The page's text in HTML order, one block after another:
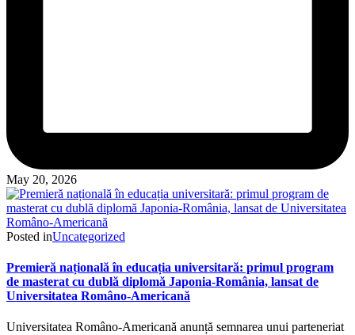
May 20, 2026
Posted inUncategorized
Premieră națională în educația universitară: primul program
de masterat cu dublă diplomă Japonia-România, lansat de
Universitatea Româno-Americană
Universitatea Româno-Americană anunță semnarea unui parteneriat